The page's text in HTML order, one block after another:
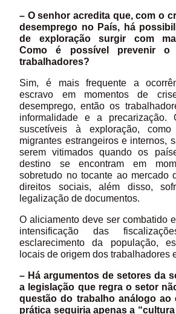
– O senhor acredita que, com o
desemprego no País, há
de exploração surgir com
Como é possível prevenir o
trabalhadores?
Sim, é mais frequente a
escravo em momentos de
desemprego, então os
informalidade e a precarização.
suscetíveis à exploração,
migrantes estrangeiros e internos,
serem vitimados quando os
destino se encontram em
sobretudo no tocante ao mercado
direitos sociais, além disso,
legalização de documentos.
O aliciamento deve ser combatido
intensificação das
esclarecimento da população,
locais de origem dos trabalhadores
– Há argumentos de setores da
a legislação que regra o setor
questão do trabalho análogo ao
prática seguiria apenas a “cultura